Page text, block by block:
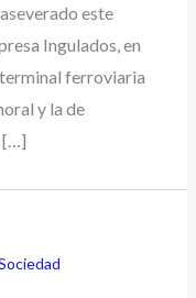
este
Ingulados, en
ferroviaria
y la de
[…]